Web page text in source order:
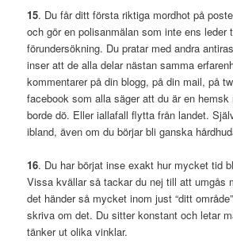
15. Du får ditt första riktiga mordhot på
och gör en polisanmälan som inte ens leder
förundersökning. Du pratar med andra
inser att de alla delar nästan samma
kommentarer på din blogg, på din mail, på
facebook som alla säger att du är en hemsk
borde dö. Eller iallafall flytta från landet.
ibland, även om du börjar bli ganska
16. Du har börjat inse exakt hur mycket tid
Vissa kvällar så tackar du nej till att umgås
det händer så mycket inom just “ditt
skriva om det. Du sitter konstant och letar
tänker ut olika vinklar.